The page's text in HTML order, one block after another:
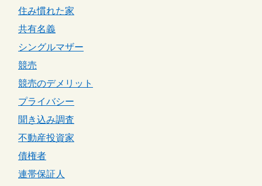
住み慣れた家
共有名義
シングルマザー
競売
競売のデメリット
プライバシー
聞き込み調査
不動産投資家
債権者
連帯保証人